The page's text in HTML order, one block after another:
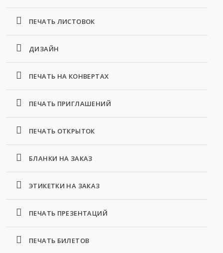
ПЕЧАТЬ ЛИСТОВОК
ДИЗАЙН
ПЕЧАТЬ НА КОНВЕРТАХ
ПЕЧАТЬ ПРИГЛАШЕНИЙ
ПЕЧАТЬ ОТКРЫТОК
БЛАНКИ НА ЗАКАЗ
ЭТИКЕТКИ НА ЗАКАЗ
ПЕЧАТЬ ПРЕЗЕНТАЦИЙ
ПЕЧАТЬ БИЛЕТОВ